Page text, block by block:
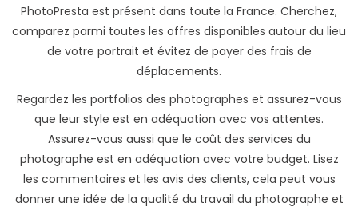
PhotoPresta est présent dans toute la France. Cherchez,
comparez parmi toutes les offres disponibles autour du lieu
de votre portrait et évitez de payer des frais de
déplacements.
Regardez les portfolios des photographes et assurez-vous
que leur style est en adéquation avec vos attentes.
Assurez-vous aussi que le coût des services du
photographe est en adéquation avec votre budget. Lisez
les commentaires et les avis des clients, cela peut vous
donner une idée de la qualité du travail du photographe et